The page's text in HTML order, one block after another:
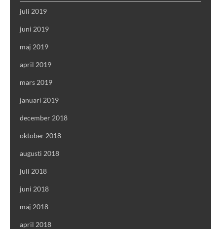
juli 2019
juni 2019
maj 2019
april 2019
mars 2019
januari 2019
december 2018
oktober 2018
augusti 2018
juli 2018
juni 2018
maj 2018
april 2018